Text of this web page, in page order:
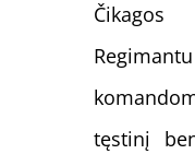
tęstinį